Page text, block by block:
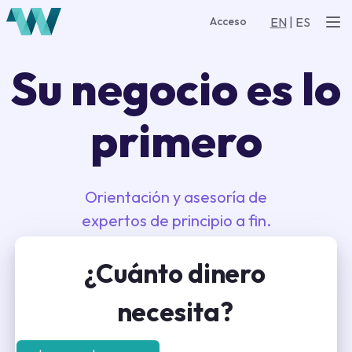
Acceso EN | ES
Su negocio es lo
primero
Orientación y asesoría de
expertos de principio a fin.
¿Cuánto dinero
necesita?